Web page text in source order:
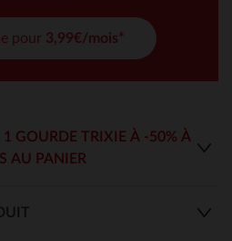
pour 3,99€/mois*
GOURDE TRIXIE À -50% À
AU PANIER